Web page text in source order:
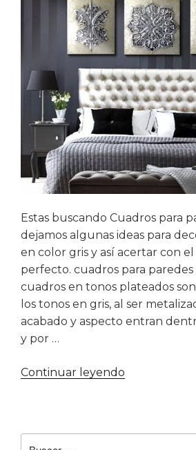
Estas buscando Cuadros para
dejamos algunas ideas para
en color gris y así acertar con
perfecto. cuadros para paredes
cuadros en tonos plateados
los tonos en gris, al ser
acabado y aspecto entran
y por …
Continuar leyendo